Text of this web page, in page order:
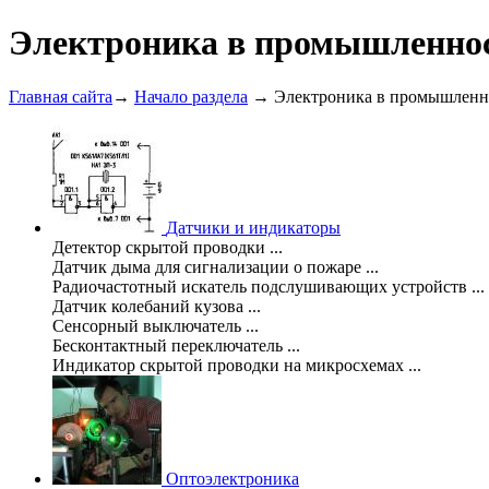
Электроника в
Главная сайта → Начало раздела → Электроника в
Датчики и индикаторы
Детектор скрытой проводки ...
Датчик дыма для сигнализации о пожаре ...
Радиочастотный искатель подслушивающих устройств ...
Датчик колебаний кузова ...
Сенсорный выключатель ...
Бесконтактный переключатель ...
Индикатор скрытой проводки на микросхемах ...
Оптоэлектроника